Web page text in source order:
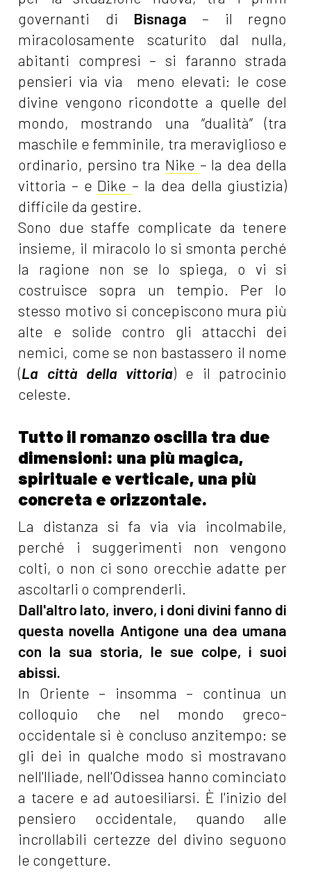
governanti di Bisnaga – il regno
miracolosamente scaturito dal nulla,
abitanti compresi – si faranno strada
pensieri via via meno elevati: le cose
divine vengono ricondotte a quelle del
mondo, mostrando una “dualità” (tra
maschile e femminile, tra meraviglioso e
ordinario, persino tra Nike – la dea della
vittoria – e Dike – la dea della giustizia)
difficile da gestire.
Sono due staffe complicate da tenere
insieme, il miracolo lo si smonta perché
la ragione non se lo spiega, o vi si
costruisce sopra un tempio. Per lo
stesso motivo si concepiscono mura più
alte e solide contro gli attacchi dei
nemici, come se non bastassero il nome
(La città della vittoria) e il patrocinio
celeste.
Tutto il romanzo oscilla tra due
dimensioni: una più magica,
spirituale e verticale, una più
concreta e orizzontale.
La distanza si fa via via incolmabile,
perché i suggerimenti non vengono
colti, o non ci sono orecchie adatte per
ascoltarli o comprenderli.
Dall'altro lato, invero, i doni divini fanno di
questa novella Antigone una dea umana
con la sua storia, le sue colpe, i suoi
abissi.
In Oriente – insomma – continua un
colloquio che nel mondo greco-
occidentale si è concluso anzitempo: se
gli dei in qualche modo si mostravano
nell'Iliade, nell'Odissea hanno cominciato
a tacere e ad autoesiliarsi. È l'inizio del
pensiero occidentale, quando alle
incrollabili certezze del divino seguono
le congetture.